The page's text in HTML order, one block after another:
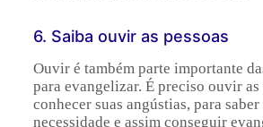
6. Saiba ouvir as pessoas
Ouvir é também parte importante
para evangelizar. É preciso ouvir as
conhecer suas angústias, para saber
necessidade e assim conseguir